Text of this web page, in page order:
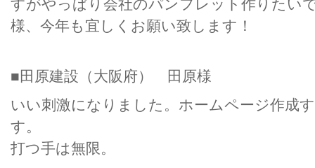
すがやっぱり会社のパンフレット作りたい
様、今年も宜しくお願い致します！
■田原建設（大阪府） 田原様
いい刺激になりました。ホームページ作成
す。
打つ手は無限。